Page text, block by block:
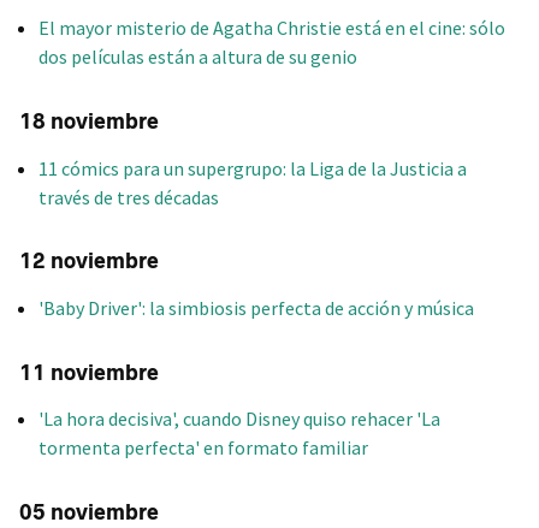
El mayor misterio de Agatha Christie está en el cine: sólo
dos películas están a altura de su genio
18 noviembre
11 cómics para un supergrupo: la Liga de la Justicia a
través de tres décadas
12 noviembre
'Baby Driver': la simbiosis perfecta de acción y música
11 noviembre
'La hora decisiva', cuando Disney quiso rehacer 'La
tormenta perfecta' en formato familiar
05 noviembre